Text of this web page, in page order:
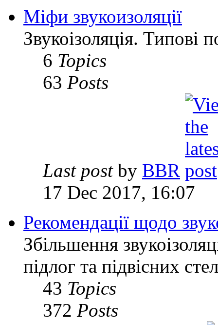
Міфи звукоизоляції
Звукоізоляція. Типові
6 Topics
63 Posts
Last postby BBR
17 Dec 2017, 16:07
Рекомендації щодо
Збільшення
підлог та підвісних
43 Topics
372 Posts